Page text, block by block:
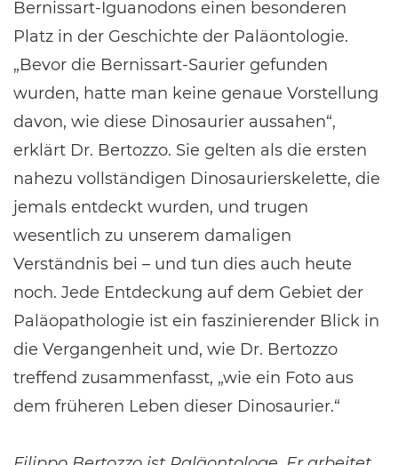
Bernissart-Iguanodons einen besonderen
Platz in der Geschichte der Paläontologie.
„Bevor die Bernissart-Saurier gefunden
wurden, hatte man keine genaue Vorstellung
davon, wie diese Dinosaurier aussahen“,
erklärt Dr. Bertozzo. Sie gelten als die ersten
nahezu vollständigen Dinosaurierskelette, die
jemals entdeckt wurden, und trugen
wesentlich zu unserem damaligen
Verständnis bei – und tun dies auch heute
noch. Jede Entdeckung auf dem Gebiet der
Paläopathologie ist ein faszinierender Blick in
die Vergangenheit und, wie Dr. Bertozzo
treffend zusammenfasst, „wie ein Foto aus
dem früheren Leben dieser Dinosaurier.“